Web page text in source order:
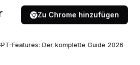
Zu Chrome hinzufügen
Features: Der komplette Guide 2026